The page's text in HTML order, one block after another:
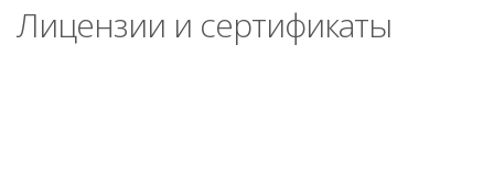
Лицензии и сертификаты